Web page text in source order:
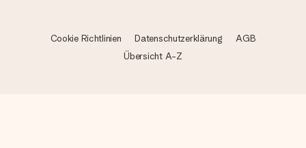
Cookie Richtlinien Datenschutzerklärung
AGB
Übersicht A-Z